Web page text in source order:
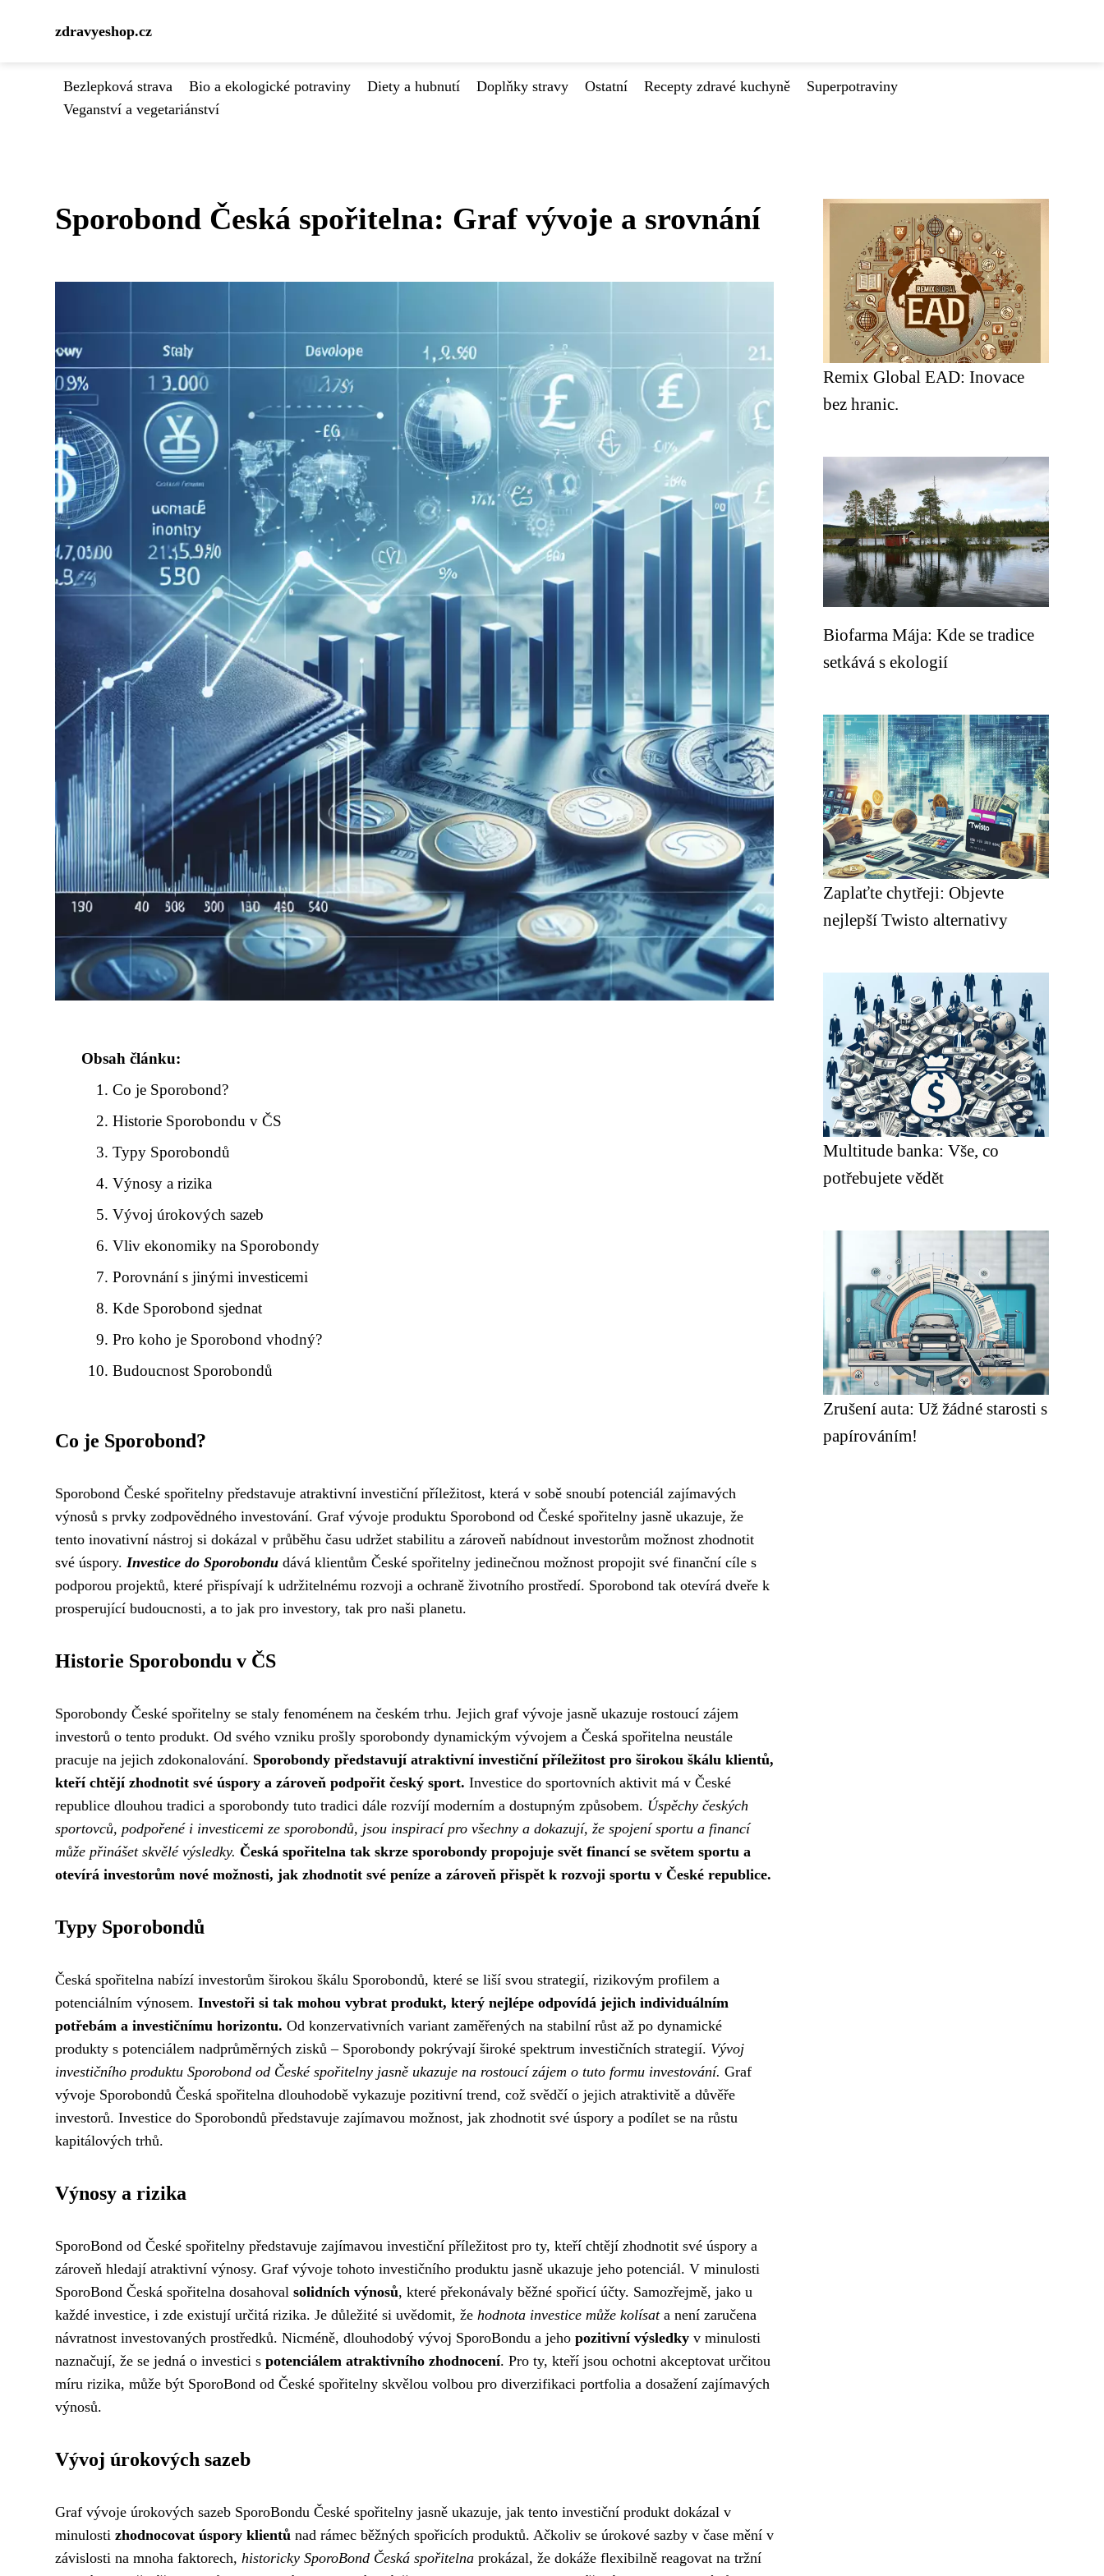
zdravyeshop.cz
Bezlepková strava Bio a ekologické potraviny Diety a hubnutí Doplňky stravy Ostatní Recepty zdravé kuchyně
Superpotraviny
Veganství a vegetariánství
Sporobond Česká spořitelna: Graf vývoje a srovnání
Obsah článku:
Co je Sporobond?
Historie Sporobondu v ČS
Typy Sporobondů
Výnosy a rizika
Vývoj úrokových sazeb
Vliv ekonomiky na Sporobondy
Porovnání s jinými investicemi
Kde Sporobond sjednat
Pro koho je Sporobond vhodný?
Budoucnost Sporobondů
Co je Sporobond?
Sporobond České spořitelny představuje atraktivní investiční příležitost, která v sobě snoubí potenciál zajímavých
výnosů s prvky zodpovědného investování. Graf vývoje produktu Sporobond od České spořitelny jasně ukazuje, že
tento inovativní nástroj si dokázal v průběhu času udržet stabilitu a zároveň nabídnout investorům možnost zhodnotit
své úspory. Investice do Sporobondu dává klientům České spořitelny jedinečnou možnost propojit své finanční cíle s
podporou projektů, které přispívají k udržitelnému rozvoji a ochraně životního prostředí. Sporobond tak otevírá dveře k
prosperující budoucnosti, a to jak pro investory, tak pro naši planetu.
Historie Sporobondu v ČS
Sporobondy České spořitelny se staly fenoménem na českém trhu. Jejich graf vývoje jasně ukazuje rostoucí zájem
investorů o tento produkt. Od svého vzniku prošly sporobondy dynamickým vývojem a Česká spořitelna neustále
pracuje na jejich zdokonalování. Sporobondy představují atraktivní investiční příležitost pro širokou škálu klientů,
kteří chtějí zhodnotit své úspory a zároveň podpořit český sport. Investice do sportovních aktivit má v České
republice dlouhou tradici a sporobondy tuto tradici dále rozvíjí moderním a dostupným způsobem. Úspěchy českých
sportovců, podpořené i investicemi ze sporobondů, jsou inspirací pro všechny a dokazují, že spojení sportu a financí
může přinášet skvělé výsledky. Česká spořitelna tak skrze sporobondy propojuje svět financí se světem sportu a
otevírá investorům nové možnosti, jak zhodnotit své peníze a zároveň přispět k rozvoji sportu v České republice.
Typy Sporobondů
Česká spořitelna nabízí investorům širokou škálu Sporobondů, které se liší svou strategií, rizikovým profilem a
potenciálním výnosem. Investoři si tak mohou vybrat produkt, který nejlépe odpovídá jejich individuálním
potřebám a investičnímu horizontu. Od konzervativních variant zaměřených na stabilní růst až po dynamické
produkty s potenciálem nadprůměrných zisků – Sporobondy pokrývají široké spektrum investičních strategií. Vývoj
investičního produktu Sporobond od České spořitelny jasně ukazuje na rostoucí zájem o tuto formu investování. Graf
vývoje Sporobondů Česká spořitelna dlouhodobě vykazuje pozitivní trend, což svědčí o jejich atraktivitě a důvěře
investorů. Investice do Sporobondů představuje zajímavou možnost, jak zhodnotit své úspory a podílet se na růstu
kapitálových trhů.
Výnosy a rizika
SporoBond od České spořitelny představuje zajímavou investiční příležitost pro ty, kteří chtějí zhodnotit své úspory a
zároveň hledají atraktivní výnosy. Graf vývoje tohoto investičního produktu jasně ukazuje jeho potenciál. V minulosti
SporoBond Česká spořitelna dosahoval solidních výnosů, které překonávaly běžné spořicí účty. Samozřejmě, jako u
každé investice, i zde existují určitá rizika. Je důležité si uvědomit, že hodnota investice může kolísata není zaručena
návratnost investovaných prostředků. Nicméně, dlouhodobý vývoj SporoBondu a jeho pozitivní výsledky v minulosti
naznačují, že se jedná o investici s potenciálem atraktivního zhodnocení. Pro ty, kteří jsou ochotni akceptovat určitou
míru rizika, může být SporoBond od České spořitelny skvělou volbou pro diverzifikaci portfolia a dosažení zajímavých
výnosů.
Vývoj úrokových sazeb
Graf vývoje úrokových sazeb SporoBondu České spořitelny jasně ukazuje, jak tento investiční produkt dokázal v
minulosti zhodnocovat úspory klientů nad rámec běžných spořicích produktů. Ačkoliv se úrokové sazby v čase mění v
závislosti na mnoha faktorech, historicky SporoBond Česká spořitelna prokázal, že dokáže flexibilně reagovat na tržní
Remix Global EAD: Inovace
bez hranic.
Biofarma Mája: Kde se tradice
setkává s ekologií
Zaplaťte chytřeji: Objevte
nejlepší Twisto alternativy
Multitude banka: Vše, co
potřebujete vědět
Zrušení auta: Už žádné starosti s
papírováním!